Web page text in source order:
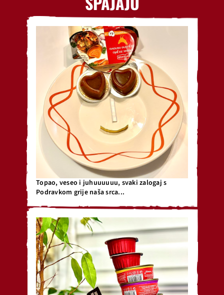
Topao, veseo i juhuuuuuu, svaki zalogaj s
Podravkom grije naša srca...